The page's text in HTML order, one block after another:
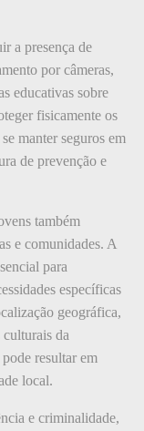
a presença de
por câmeras,
educativas sobre
fisicamente os
manter seguros em
de prevenção e
também
e comunidades. A
para
específicas
geográfica,
da
resultar em
local.
e criminalidade,